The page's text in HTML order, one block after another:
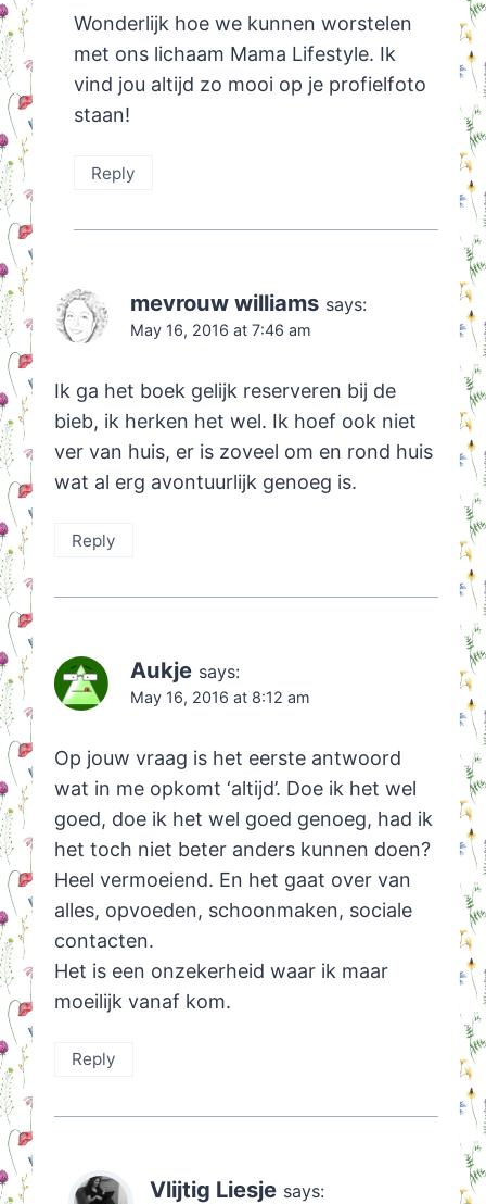
Wonderlijk hoe we kunnen worstelen
met ons lichaam Mama Lifestyle. Ik
vind jou altijd zo mooi op je profielfoto
staan!
Reply
mevrouw williams says:
May 16, 2016 at 7:46 am
Ik ga het boek gelijk reserveren bij de
bieb, ik herken het wel. Ik hoef ook niet
ver van huis, er is zoveel om en rond huis
wat al erg avontuurlijk genoeg is.
Reply
Aukje says:
May 16, 2016 at 8:12 am
Op jouw vraag is het eerste antwoord
wat in me opkomt ‘altijd’. Doe ik het wel
goed, doe ik het wel goed genoeg, had ik
het toch niet beter anders kunnen doen?
Heel vermoeiend. En het gaat over van
alles, opvoeden, schoonmaken, sociale
contacten.
Het is een onzekerheid waar ik maar
moeilijk vanaf kom.
Reply
Vlijtig Liesje says: